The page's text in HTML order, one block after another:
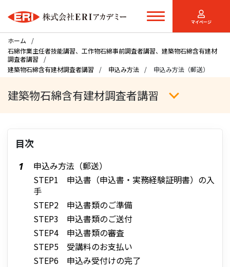
マイページ
ホーム
石綿作業主任者技能講習、工作物石綿事前調査者講習、建築物石綿含有建材
調査者講習
建築物石綿含有建材調査者講習
申込み方法 申込み方法（郵送）
建築物石綿含有建材調査者講習
目次
申込み方法（郵送）
STEP1 申込書（申込書・実務経験証明書）の入
手
STEP2 申込書類のご準備
STEP3 申込書類のご送付
STEP4 申込書類の審査
STEP5 受講料のお支払い
STEP6 申込み受付けの完了